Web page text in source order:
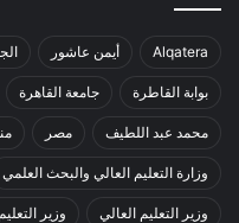
Alqatera أيمن عاشور
بوابة القاطرة جامعة القاهرة
محمد عبد اللطيف مصر
وزارة التعليم العالي والبحث العلمي
وزير التعليم العالي وزير